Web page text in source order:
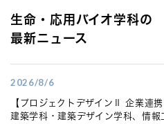
生命・応用バイオ学科の
最新ニュース
2026/8/6
【プロジェクトデザインⅡ 企業連
建築学科・建築デザイン学科、情